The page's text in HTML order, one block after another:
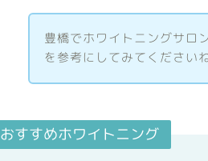
豊橋でホワイトニングサロ
を参考にしてみてくださいね
おすすめホワイトニング